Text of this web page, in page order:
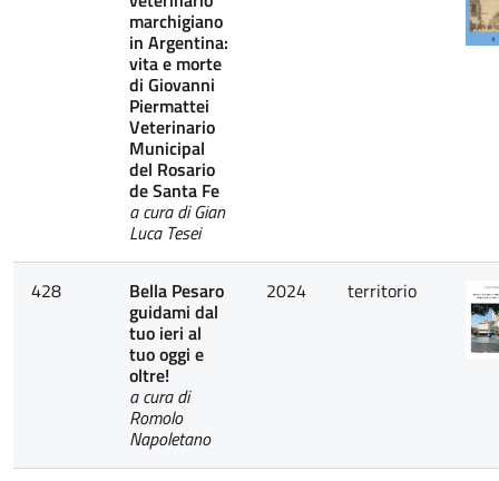
marchigiano
in Argentina:
vita e morte
di Giovanni
Piermattei
Veterinario
Municipal
del Rosario
de Santa Fe
a cura di Gian
Luca Tesei
428 Bella Pesaro
guidami dal
tuo ieri al
tuo oggi e
oltre!
a cura di
Romolo
Napoletano
2024 territorio